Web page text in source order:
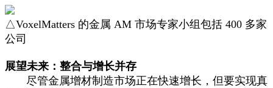
△VoxelMatters 的金属 AM 市场专家小组包括 400 多家
公司
展望未来：整合与增长并存
尽管金属增材制造市场正在快速增长，但要实现真